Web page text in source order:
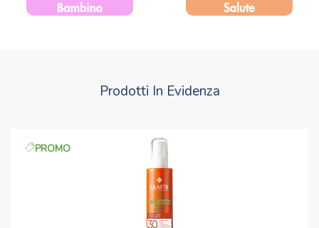
Prodotti In Evidenza
PROMO